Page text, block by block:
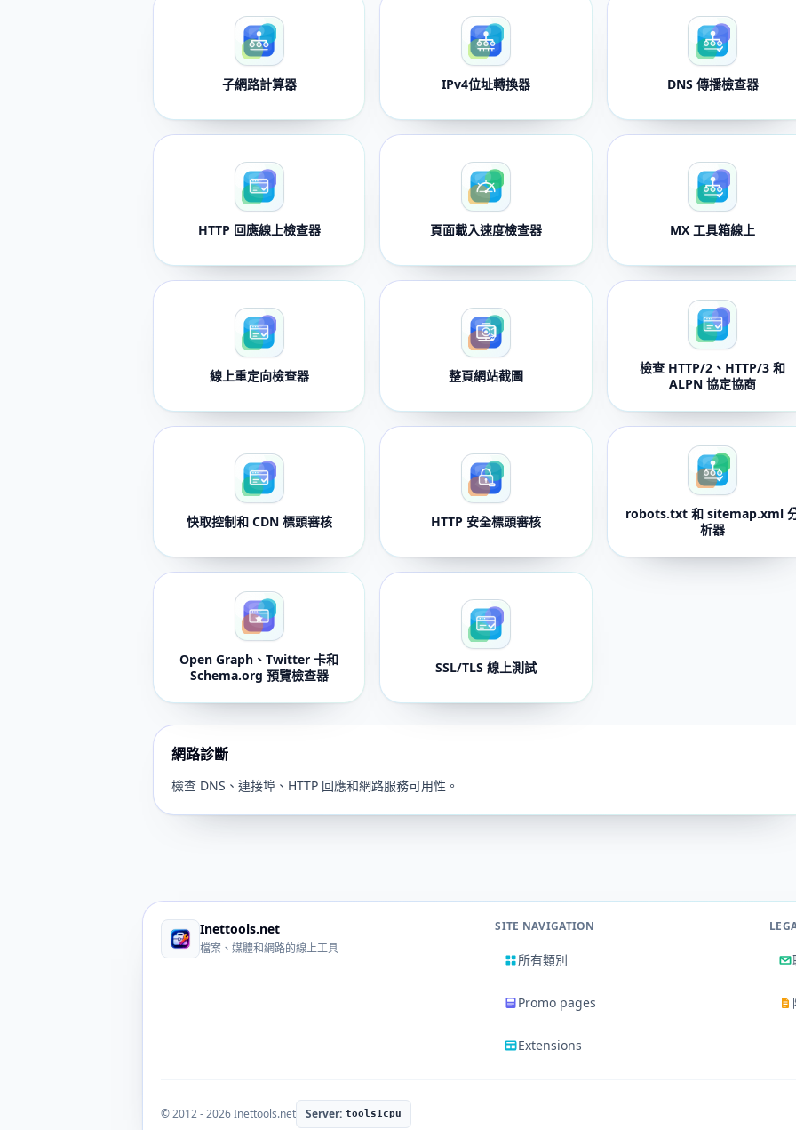
子網路計算器 IPv4位址轉換器 DNS 傳播檢查器
HTTP 回應線上檢查器 頁面載入速度檢查器 MX 工具箱線上
線上重定向檢查器 整頁網站截圖
檢查 HTTP/2、HTTP/3 和
ALPN 協定協商
快取控制和 CDN 標頭審核 HTTP 安全標頭審核
robots.txt 和 sitemap.xml
析器
Open Graph、Twitter 卡和
Schema.org 預覽檢查器
SSL/TLS 線上測試
網路診斷
檢查 DNS、連接埠、HTTP 回應和網路服務可用性。
Inettools.net
檔案、媒體和網路的線上工具
SITE NAVIGATION
所有類別
Promo pages
Extensions
© 2012 - 2026 Inettools.net Server: tools1cpu